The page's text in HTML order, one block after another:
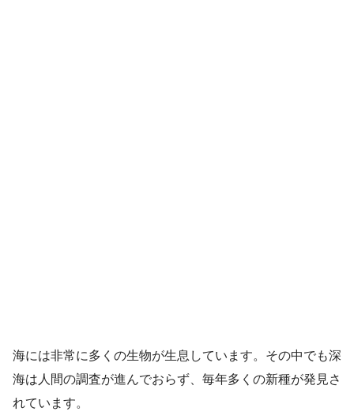
海には非常に多くの生物が生息しています。その中でも深
海は人間の調査が進んでおらず、毎年多くの新種が発見さ
れています。